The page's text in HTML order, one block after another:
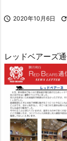
 2020年10月6日 
レッドベアーズ